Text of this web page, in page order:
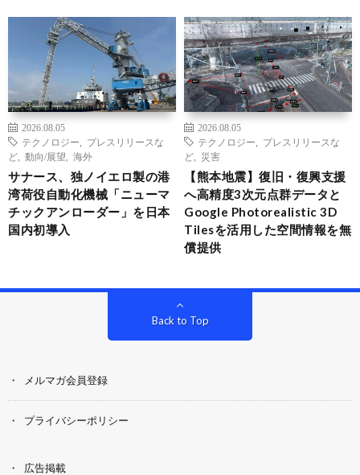
2026.08.05
テクノロジー
プレスリリースな
ど
動向/展望 海外
サナース、独ノイエロ製の港
湾荷役自動化機械「ニューマ
チックアンローダー」を日本
国内初導入
2026.08.05
テクノロジー
プレスリリースな
ど
災害
【熊本地震】復旧・復興支援
へ高精度3次元点群データと
Google Photorealistic 3D
Tilesを活用した空間情報を無
償提供
Back to Top
メルマガ会員登録
プライバシーポリシー
広告掲載